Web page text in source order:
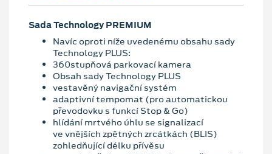
Sada Technology PREMIUM
Navíc oproti níže uvedenému obsahu sady
Technology PLUS:
360stupňová parkovací kamera
Obsah sady Technology PLUS
vestavěný navigační systém
adaptivní tempomat (pro automatickou
převodovku s funkcí Stop & Go)
hlídání mrtvého úhlu se signalizací
ve vnějších zpětných zrcátkách (BLIS)
zohledňující délku přívěsu